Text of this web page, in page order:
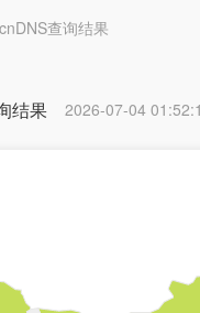
查询结果
结果 2026-07-04